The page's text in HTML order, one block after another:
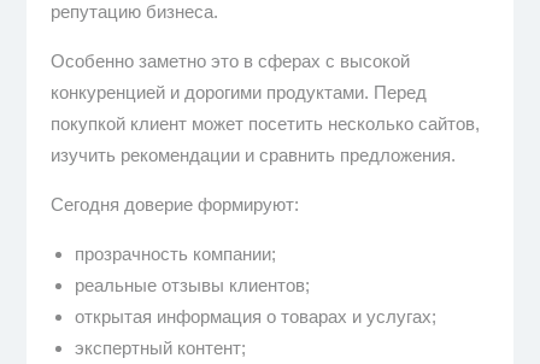
репутацию бизнеса.
Особенно заметно это в сферах с высокой
конкуренцией и дорогими продуктами. Перед
покупкой клиент может посетить несколько сайтов,
изучить рекомендации и сравнить предложения.
Сегодня доверие формируют:
прозрачность компании;
реальные отзывы клиентов;
открытая информация о товарах и услугах;
экспертный контент;